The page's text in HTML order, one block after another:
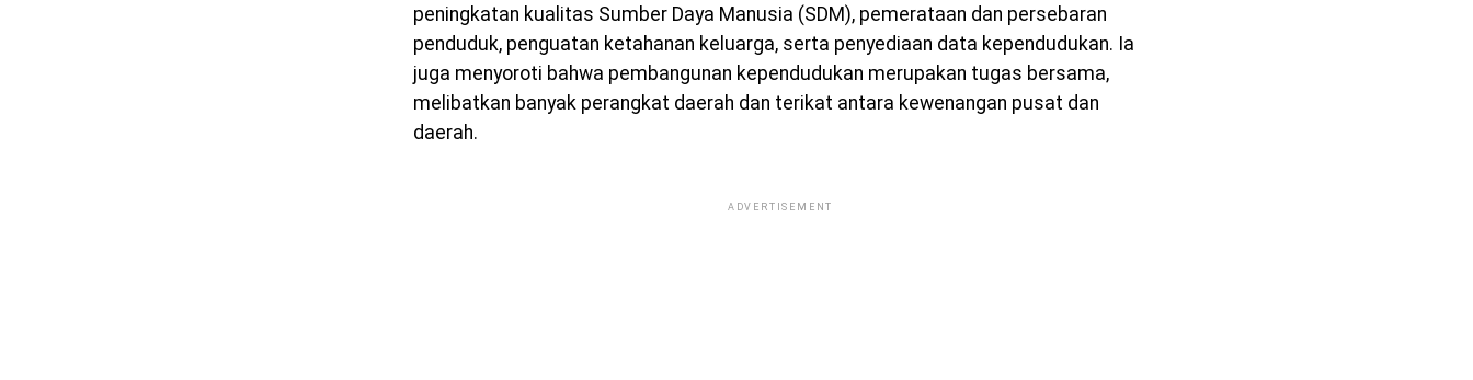
peningkatan kualitas Sumber Daya Manusia (SDM), pemerataan dan persebaran
penduduk, penguatan ketahanan keluarga, serta penyediaan data kependudukan. Ia
juga menyoroti bahwa pembangunan kependudukan merupakan tugas bersama,
melibatkan banyak perangkat daerah dan terikat antara kewenangan pusat dan
daerah.
ADVERTISEMENT